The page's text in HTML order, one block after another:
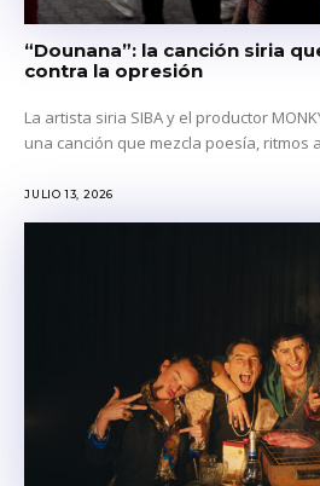
“Dounana”: la canción siria
contra la opresión
La artista siria SIBA y el productor
una canción que mezcla poesía, ritmos
JULIO 13, 2026